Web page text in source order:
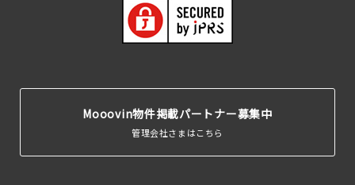
Mooovin物件掲載パートナー募集中
管理会社さまはこちら